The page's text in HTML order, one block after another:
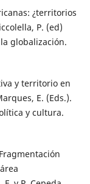
¿territorios
P. (ed)
globalización.
y territorio en
E. (Eds.).
y cultura.